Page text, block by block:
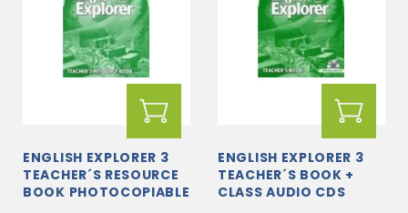
ENGLISH EXPLORER 3
TEACHER´S RESOURCE
BOOK PHOTOCOPIABLE
ENGLISH EXPLORER 3
TEACHER´S BOOK +
CLASS AUDIO CDS